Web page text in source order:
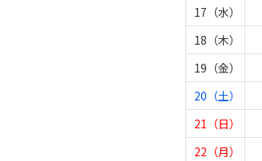
17（水）
18（木）
19（金）
20（土）
21（日）
22（月）